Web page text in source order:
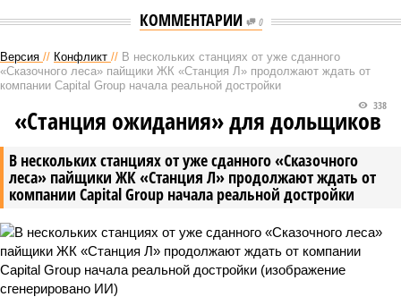
КОММЕНТАРИИ 0
Версия // Конфликт // В нескольких станциях от уже сданного
«Сказочного леса» пайщики ЖК «Станция Л» продолжают ждать от
компании Capital Group начала реальной достройки
В нескольких станциях от уже сданного «Сказочного
леса» пайщики ЖК «Станция Л» продолжают ждать от
компании Capital Group начала реальной достройки
338
«Станция ожидания» для дольщиков